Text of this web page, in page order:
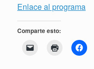
Enlace al programa
Comparte esto: